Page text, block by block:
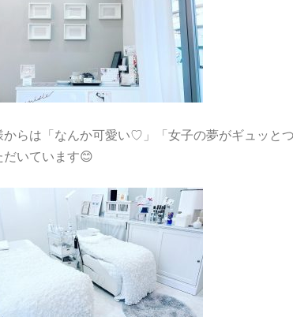
からは「なんか可愛い♡」「女子の夢がギュッと
だいています😊